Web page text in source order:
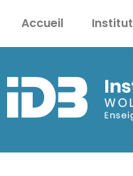
Accueil Institut